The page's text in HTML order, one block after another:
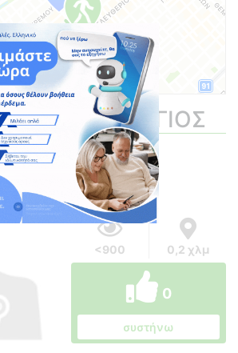
ΓΕΩΡΓΙΟΣ
<900 0,2 χλμ
0
συστήνω